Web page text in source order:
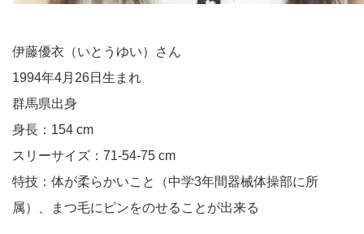
伊藤優衣（いとうゆい）さん
1994年4月26日生まれ
群馬県出身
身長：154 cm
スリーサイズ：71-54-75 cm
特技：体が柔らかいこと（中学3年間器械体操部に所
属）、まつ毛にピンをのせることが出来る